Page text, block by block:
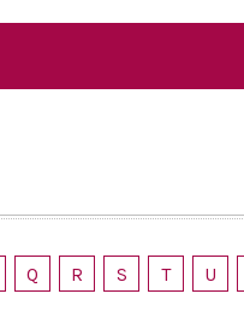
Q R S T U